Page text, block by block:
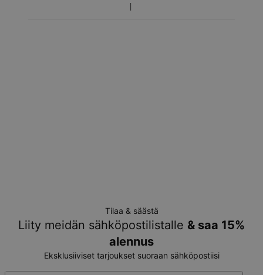
Tilaa & säästä
Liity meidän sähköpostilistalle & saa 15%
alennus
Eksklusiiviset tarjoukset suoraan sähköpostiisi